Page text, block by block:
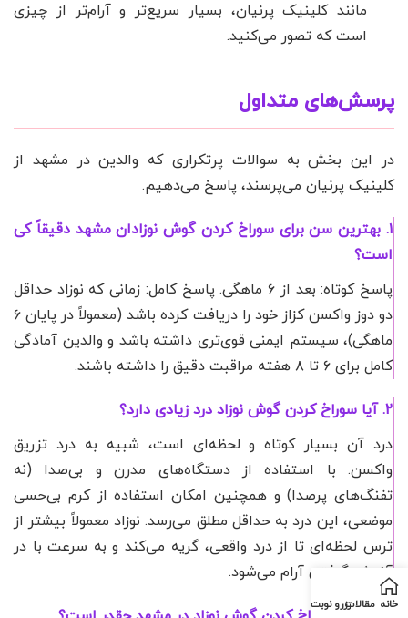
مانند کلینیک پرنیان، بسیار سریع‌تر و آرام‌تر از چیزی
است که تصور می‌کنید.
پرسش‌های متداول
در این بخش به سوالات پرتکراری که والدین در مشهد از
کلینیک پرنیان می‌پرسند، پاسخ می‌دهیم.
۱. بهترین سن برای سوراخ کردن گوش نوزادان مشهد دقیقاً کی
است؟
پاسخ کوتاه: بعد از ۶ ماهگی. پاسخ کامل: زمانی که نوزاد حداقل
دو دوز واکسن کزاز خود را دریافت کرده باشد (معمولاً در پایان ۶
ماهگی)، سیستم ایمنی قوی‌تری داشته باشد و والدین آمادگی
کامل برای ۶ تا ۸ هفته مراقبت دقیق را داشته باشند.
۲. آیا سوراخ کردن گوش نوزاد درد زیادی دارد؟
درد آن بسیار کوتاه و لحظه‌ای است، شبیه به درد تزریق
واکسن. با استفاده از دستگاه‌های مدرن و بی‌صدا (نه
تفنگ‌های پرصدا) و همچنین امکان استفاده از کرم بی‌حسی
موضعی، این درد به حداقل مطلق می‌رسد. نوزاد معمولاً بیشتر از
ترس لحظه‌ای تا از درد واقعی، گریه می‌کند و به سرعت با در
آغوش گرفتن آرام می‌شود.
خانه مقالاترزرو نوبت